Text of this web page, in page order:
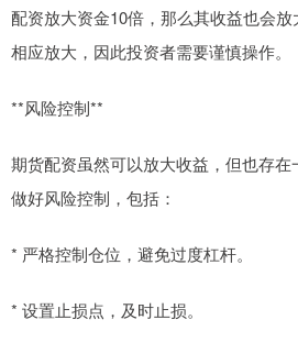
配资放大资金10倍，那么其收益也会
相应放大，因此投资者需要谨慎操作。
**风险控制**
期货配资虽然可以放大收益，但也存
做好风险控制，包括：
* 严格控制仓位，避免过度杠杆。
* 设置止损点，及时止损。